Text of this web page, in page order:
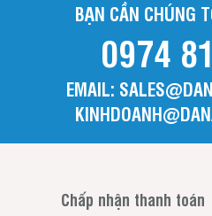
Tuyên QuangBẠN CẦN CHÚNG
0974
EMAIL:
Chấp nhận thanh toán